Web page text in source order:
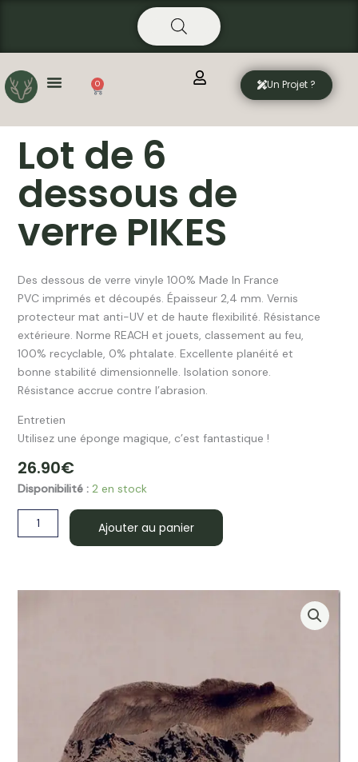
0
Panier Un Projet ?
Lot de 6
dessous de
verre PIKES
Des dessous de verre vinyle 100% Made In France
­­­­­­PVC imprimés et découpés. Épaisseur 2,4 mm. Vernis
protecteur mat anti-UV et de haute flexibilité. Résistance
extérieure. Norme REACH et jouets, classement au feu,
100% recyclable, 0% phtalate. Excellente planéité et
bonne stabilité dimensionnelle. Isolation sonore.
Résistance accrue contre l’abrasion.
Entretien
Utilisez une éponge magique, c’est fantastique !
26.90€
Disponibilité : 2 en stock
quantité
de
Ajouter au panier